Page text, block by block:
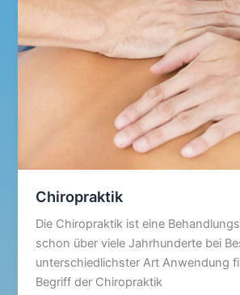
Chiropraktik
Die Chiropraktik ist eine
schon über viele Jahrhunderte bei
unterschiedlichster Art Anwendung
Begriff der Chiropraktik